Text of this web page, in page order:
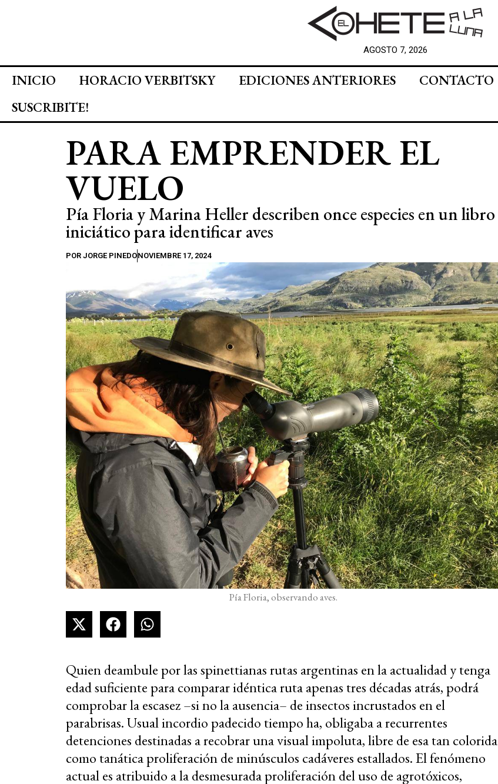
AGOSTO 7, 2026
INICIO HORACIO VERBITSKY EDICIONES ANTERIORES
CONTACTO
SUSCRIBITE!
PARA EMPRENDER EL
VUELO
Pía Floria y Marina Heller describen once especies en un libro
iniciático para identificar aves
POR JORGE PINEDONOVIEMBRE 17, 2024
Pía Floria, observando aves.
Quien deambule por las spinettianas rutas argentinas en la actualidad y tenga
edad suficiente para comparar idéntica ruta apenas tres décadas atrás, podrá
comprobar la escasez –si no la ausencia– de insectos incrustados en el
parabrisas. Usual incordio padecido tiempo ha, obligaba a recurrentes
detenciones destinadas a recobrar una visual impoluta, libre de esa tan colorida
como tanática proliferación de minúsculos cadáveres estallados. El fenómeno
actual es atribuido a la desmesurada proliferación del uso de agrotóxicos,